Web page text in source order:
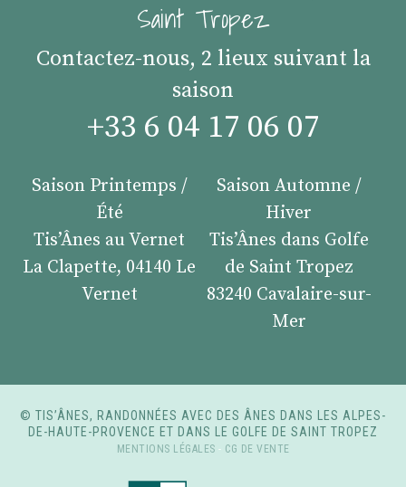
Saint Tropez
Contactez-nous, 2 lieux suivant la
saison
+33 6 04 17 06 07
Saison Printemps /
Été
Tis’Ânes au Vernet
La Clapette, 04140 Le
Vernet
Saison Automne /
Hiver
Tis’Ânes dans Golfe
de Saint Tropez
83240 Cavalaire-sur-
Mer
© TIS’ÂNES, RANDONNÉES AVEC DES ÂNES DANS LES ALPES-
DE-HAUTE-PROVENCE ET DANS LE GOLFE DE SAINT TROPEZ
MENTIONS LÉGALES - CG DE VENTE